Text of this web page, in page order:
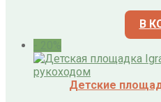
В
Детские